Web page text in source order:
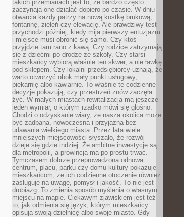
takich przemianach jest to, że bardzo często
zaczynają one działać dopiero po czasie. W dniu
otwarcia każdy patrzy na nową kostkę brukową,
fontannę, zieleń czy elewację. Ale prawdziwy test
przychodzi później, kiedy mija pierwszy entuzjazm
i miejsce musi obronić się samo. Czy ktoś
przyjdzie tam rano z kawą. Czy rodzice zatrzymają
się z dziećmi po drodze ze szkoły. Czy starsi
mieszkańcy wybiorą właśnie ten skwer, a nie ławkę
pod sklepem. Czy lokalni przedsiębiorcy uznają, że
warto otworzyć obok mały punkt usługowy,
piekarnię albo kawiarnię. To właśnie te codzienne
decyzje pokazują, czy przestrzeń znów zaczęła
żyć. W małych miastach rewitalizacja ma jeszcze
jeden wymiar, o którym rzadko mówi się głośno.
Chodzi o odzyskanie wiary, że nasza okolica może
być zadbana, nowoczesna i przyjazna bez
udawania wielkiego miasta. Przez lata wiele
mniejszych miejscowości słyszało, że rozwój
dzieje się gdzie indziej. Że ambitne inwestycje są
dla metropolii, a prowincja ma po prostu trwać.
Tymczasem dobrze przeprowadzona odnowa
centrum, placu, parku czy domu kultury pokazuje
mieszkańcom, że ich codzienne otoczenie również
zasługuje na uwagę, pomysł i jakość. To nie jest
drobiazg. To zmienia sposób myślenia o własnym
miejscu na mapie. Ciekawym zjawiskiem jest też
to, jak odmienia się język, którym mieszkańcy
opisują swoją dzielnicę albo swoje miasto. Gdy